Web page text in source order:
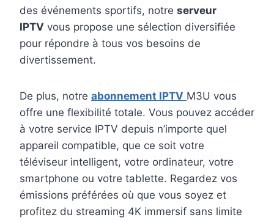
des événements sportifs, notre serveur
IPTV vous propose une sélection diversifiée
pour répondre à tous vos besoins de
divertissement.
De plus, notre abonnement IPTV M3U vous
offre une flexibilité totale. Vous pouvez accéder
à votre service IPTV depuis n’importe quel
appareil compatible, que ce soit votre
téléviseur intelligent, votre ordinateur, votre
smartphone ou votre tablette. Regardez vos
émissions préférées où que vous soyez et
profitez du streaming 4K immersif sans limite